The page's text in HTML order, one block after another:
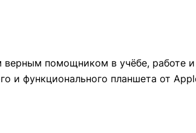
помощником в учёбе, работе
и функционального планшета от